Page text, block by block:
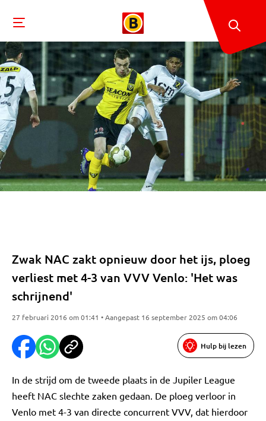
Zwak NAC zakt opnieuw door het ijs, ploeg
verliest met 4-3 van VVV Venlo: 'Het was
schrijnend'
27 februari 2016 om 01:41 • Aangepast 16 september 2025 om 04:06
Hulp bij lezen
In de strijd om de tweede plaats in de Jupiler League
heeft NAC slechte zaken gedaan. De ploeg verloor in
Venlo met 4-3 van directe concurrent VVV, dat hierdoor